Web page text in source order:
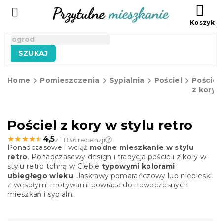
SZUKAJ
Home Pomieszczenia Sypialnia Pościel
Pościel
z kory
Pościel z kory w stylu retro
★★★★★
★★★★★ 4,5z 1 836 recenzji
Ponadczasowe i wciąż modne mieszkanie w stylu
retro. Ponadczasowy design i tradycja pościeli z kory w
stylu retro tchną w Ciebietypowymi kolorami
ubiegłego wieku. Jaskrawy pomarańczowy lub niebieski
z wesołymi motywami powraca do nowoczesnych
mieszkań i sypialni.